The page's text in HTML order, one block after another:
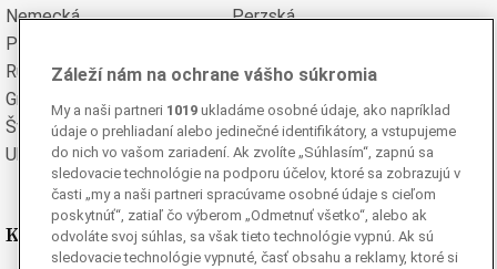
Nemecká
Perzská
Poľská
Rumunská
Ruská
Grécka
Španielska
Švédska
Turecká
Ukrajinská
Vietnamská
Kde nás nájdete
Záleží nám na ochrane vášho súkromia
My a naši partneri 1019 ukladáme osobné údaje, ako napríklad
údaje o prehliadaní alebo jedinečné identifikátory, a vstupujeme
do nich vo vašom zariadení. Ak zvolíte „Súhlasím“, zapnú sa
sledovacie technológie na podporu účelov, ktoré sa zobrazujú v
časti „my a naši partneri spracúvame osobné údaje s cieľom
poskytnúť“, zatiaľ čo výberom „Odmetnuť všetko“, alebo ak
odvoláte svoj súhlas, sa však tieto technológie vypnú. Ak sú
sledovacie technológie vypnuté, časť obsahu a reklamy, ktoré si